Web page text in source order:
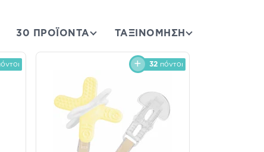
30 ΠΡΟΪΟΝΤΑ ΤΑΞΙΝΌΜΗΣΗ
32πόντοι